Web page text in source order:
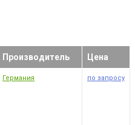
Производитель Цена
Германия по запросу